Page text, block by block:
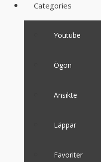
Categories
Youtube
Ögon
Ansikte
Läppar
Favoriter